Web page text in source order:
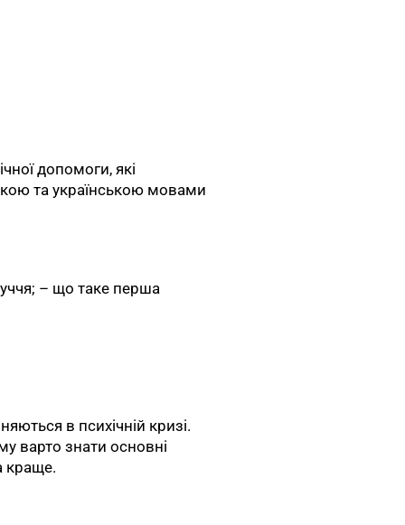
допомоги, які
та українською мовами
– що таке перша
в психічній кризі.
варто знати основні
краще.